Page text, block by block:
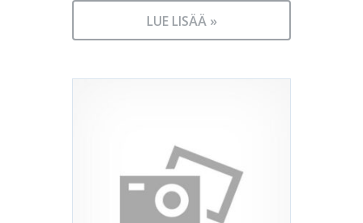
LUE LISÄÄ »